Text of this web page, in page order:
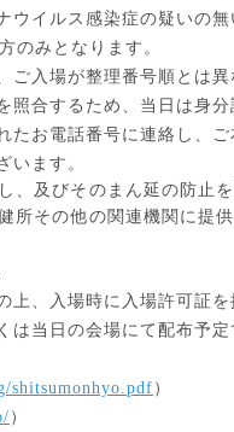
イルス感染症の疑いの無
のみとなります。
入場が整理番号順とは
合するため、当日は身分
お電話番号に連絡し、ご
います。
、及びそのまん延の防止を
所その他の関連機関に提
、入場時に入場許可証
当日の会場にて配布予定
shitsumonhyo.pdf ）
）